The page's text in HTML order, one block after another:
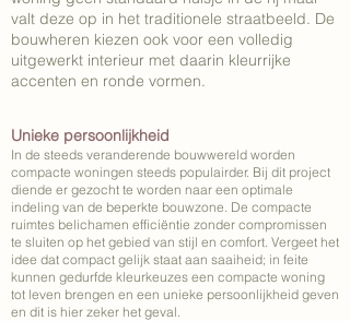
valt deze op in het traditionele straatbeeld. De
bouwheren kiezen ook voor een volledig
uitgewerkt interieur met daarin kleurrijke
accenten en ronde vormen.
Unieke persoonlijkheid
In de steeds veranderende bouwwereld worden
compacte woningen steeds populairder. Bij dit project
diende er gezocht te worden naar een optimale
indeling van de beperkte bouwzone. De compacte
ruimtes belichamen efficiëntie zonder compromissen
te sluiten op het gebied van stijl en comfort. Vergeet het
idee dat compact gelijk staat aan saaiheid; in feite
kunnen gedurfde kleurkeuzes een compacte woning
tot leven brengen en een unieke persoonlijkheid geven
en dit is hier zeker het geval.